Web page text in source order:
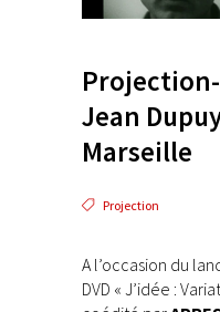
Jean
Marseille
Projection
A l’occasion du
DVD « J’idée :